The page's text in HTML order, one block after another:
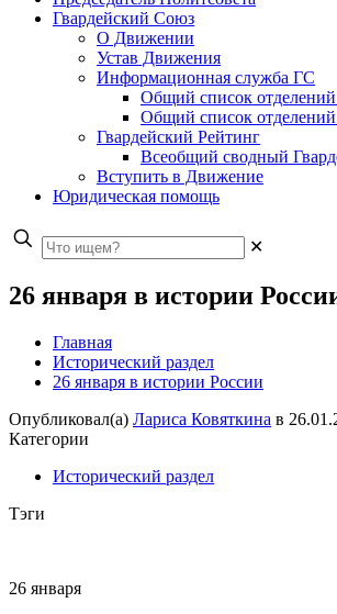
Гвардейский Союз
О Движении
Устав Движения
Информационная служба ГС
Общий список отделений
Общий список отделений
Гвардейский Рейтинг
Всеобщий сводный
Вступить в Движение
Юридическая помощь
✕
26 января в истории
Главная
Исторический раздел
26 января в истории России
Опубликовал(а) Лариса Ковяткина в
Категории
Исторический раздел
Тэги
26 января